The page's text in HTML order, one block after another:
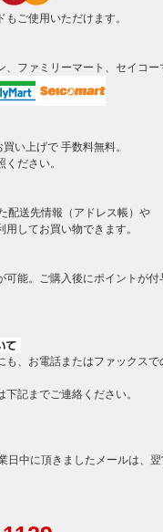
ご使用いただけます。
、ファミリーマート、セイコー
い上げで 手数料無料。
ください。
配送先情報（アドレス帳）や
してお買い物できます。
能。ご購入後にポイントが付
も、お電話またはファックスで
記までご連絡ください。
中に頂きましたメールは、